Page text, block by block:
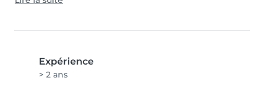
Expérience
> 2 ans